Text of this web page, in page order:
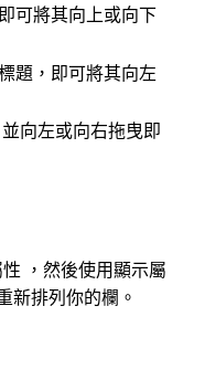
可將其向上或向下
題，即可將其向左
向左或向右拖曳即
，然後使用顯示屬
新排列你的欄。